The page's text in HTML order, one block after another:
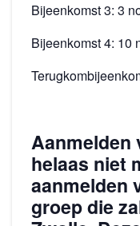
Bijeenkomst 3: 3
Bijeenkomst 4: 10
Aanmelden
helaas niet
aanmelden
groep die